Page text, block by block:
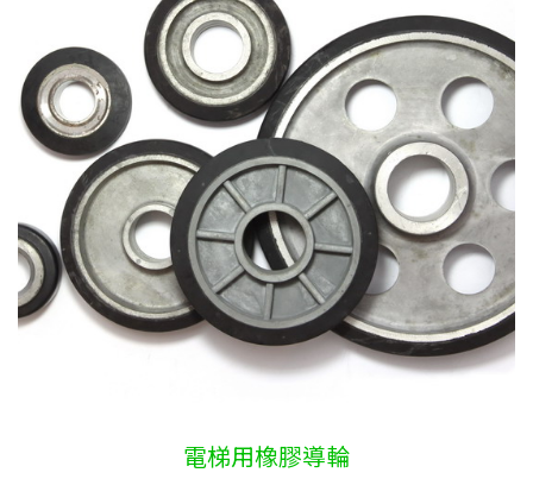
電梯用橡膠導輪